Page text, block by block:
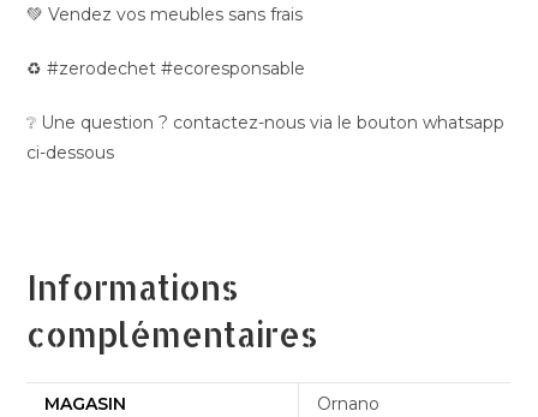
💚 Vendez vos meubles sans frais
♻️ #zerodechet #ecoresponsable
❔ Une question ? contactez-nous via le bouton whatsapp
ci-dessous
Informations
complémentaires
MAGASIN
Ornano